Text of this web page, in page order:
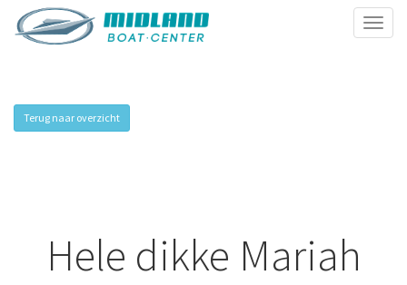
Terug naar overzicht
Hele dikke Mariah